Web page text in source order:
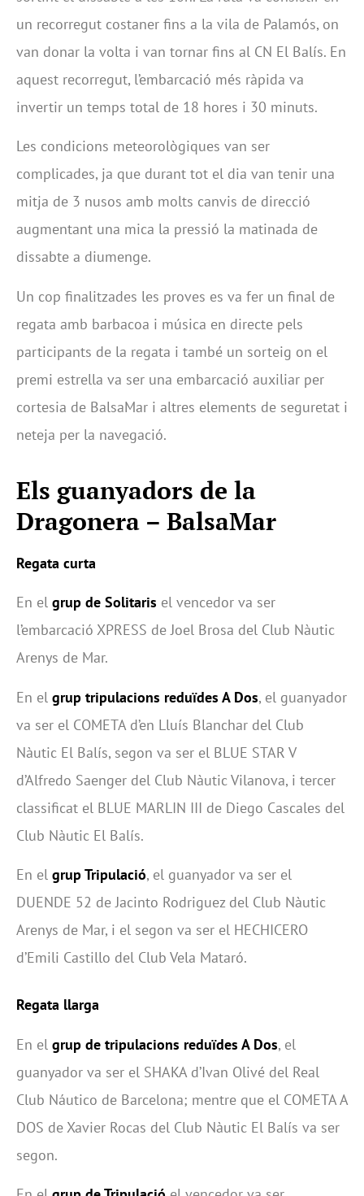
un recorregut costaner fins a la vila de Palamós, on
van donar la volta i van tornar fins al CN El Balís. En
aquest recorregut, l’embarcació més ràpida va
invertir un temps total de 18 hores i 30 minuts.
Les condicions meteorològiques van ser
complicades, ja que durant tot el dia van tenir una
mitja de 3 nusos amb molts canvis de direcció
augmentant una mica la pressió la matinada de
dissabte a diumenge.
Un cop finalitzades les proves es va fer un final de
regata amb barbacoa i música en directe pels
participants de la regata i també un sorteig on el
premi estrella va ser una embarcació auxiliar per
cortesia de BalsaMar i altres elements de seguretat i
neteja per la navegació.
Els guanyadors de la
Dragonera – BalsaMar
Regata curta
En el grup de Solitaris el vencedor va ser
l’embarcació XPRESS de Joel Brosa del Club Nàutic
Arenys de Mar.
En el grup tripulacions reduïdes A Dos, el guanyador
va ser el COMETA d’en Lluís Blanchar del Club
Nàutic El Balís, segon va ser el BLUE STAR V
d’Alfredo Saenger del Club Nàutic Vilanova, i tercer
classificat el BLUE MARLIN III de Diego Cascales del
Club Nàutic El Balís.
En el grup Tripulació, el guanyador va ser el
DUENDE 52 de Jacinto Rodriguez del Club Nàutic
Arenys de Mar, i el segon va ser el HECHICERO
d’Emili Castillo del Club Vela Mataró.
Regata llarga
En el grup de tripulacions reduïdes A Dos, el
guanyador va ser el SHAKA d’Ivan Olivé del Real
Club Náutico de Barcelona; mentre que el COMETA A
DOS de Xavier Rocas del Club Nàutic El Balís va ser
segon.